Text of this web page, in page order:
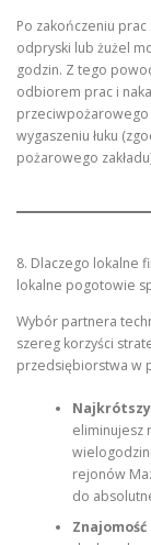
Po zakończeniu
odpryski lub żużel
godzin. Z tego
odbiorem prac i
przeciwpożarowego
wygaszeniu łuku
pożarowego
8. Dlaczego lokalne
lokalne pogotowie
Wybór partnera
szereg korzyści
przedsiębiorstwa w
eliminujesz
rejonów
do